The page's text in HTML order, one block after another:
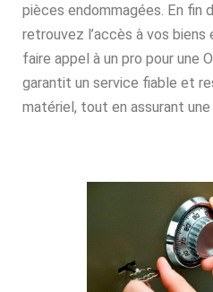
pièces endommagées. En fin
retrouvez l’accès à vos biens
faire appel à un pro pour une
garantit un service fiable et
matériel, tout en assurant